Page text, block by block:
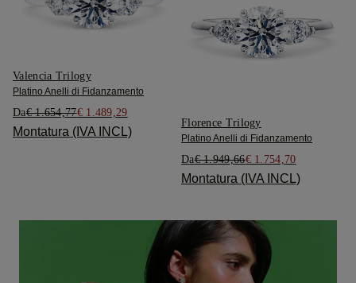
Valencia Trilogy
Platino Anelli di Fidanzamento
Da€ 1.654,77€ 1.489,29
Montatura (IVA INCL)
Florence Trilogy
Platino Anelli di Fidanzamento
Da€ 1.949,66€ 1.754,70
Montatura (IVA INCL)